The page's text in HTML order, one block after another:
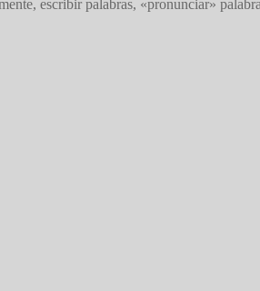
escribir palabras, «pronunciar»